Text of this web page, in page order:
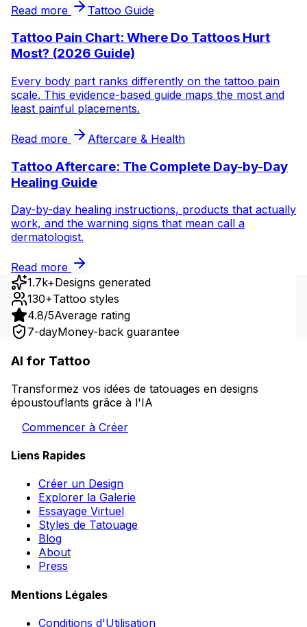
Read more Tattoo Guide
Tattoo Pain Chart: Where Do Tattoos Hurt
Most? (2026 Guide)
Every body part ranks differently on the tattoo pain
scale. This evidence-based guide maps the most and
least painful placements.
Read more Aftercare & Health
Tattoo Aftercare: The Complete Day-by-Day
Healing Guide
Day-by-day healing instructions, products that actually
work, and the warning signs that mean call a
dermatologist.
Read more
1.7k+Designs generated
130+Tattoo styles
4.8/5Average rating
7-dayMoney-back guarantee
AI for Tattoo
Transformez vos idées de tatouages en designs
époustouflants grâce à l'IA
Commencer à Créer
Liens Rapides
Créer un Design
Explorer la Galerie
Essayage Virtuel
Styles de Tatouage
Blog
About
Press
Mentions Légales
Conditions d'Utilisation